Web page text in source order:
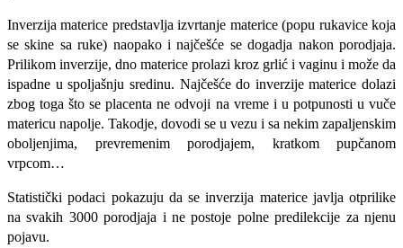
Inverzija materice predstavlja izvrtanje materice (popu rukavice koja
se skine sa ruke) naopako i najčešće se dogadja nakon porodjaja.
Prilikom inverzije, dno materice prolazi kroz grlić i vaginu i može da
ispadne u spoljašnju sredinu. Najčešće do inverzije materice dolazi
zbog toga što se placenta ne odvoji na vreme i u potpunosti u vuče
matericu napolje. Takodje, dovodi se u vezu i sa nekim zapaljenskim
oboljenjima, prevremenim porodjajem, kratkom pupčanom
vrpcom…
Statistički podaci pokazuju da se inverzija materice javlja otprilike
na svakih 3000 porodjaja i ne postoje polne predilekcije za njenu
pojavu.